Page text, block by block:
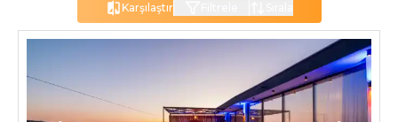
Karşılaştır